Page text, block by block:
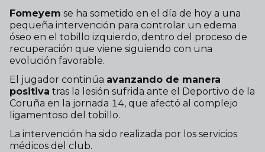
Fomeyem se ha sometido en el día de hoy a una
pequeña intervención para controlar un edema
óseo en el tobillo izquierdo, dentro del proceso de
recuperación que viene siguiendo con una
evolución favorable.
El jugador continúa avanzando de manera
positiva tras la lesión sufrida ante el Deportivo de la
Coruña en la jornada 14, que afectó al complejo
ligamentoso del tobillo.
La intervención ha sido realizada por los servicios
médicos del club.